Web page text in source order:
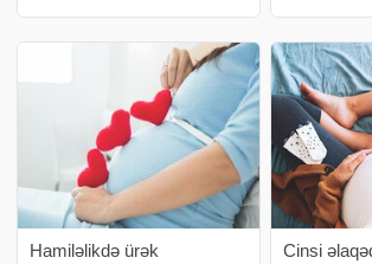
sağlamlığını təmin etmək üçün
çox vacibdir. -a istinadən bildiri
həftə
deməkdir.
hamilədir
Hamiləlikdə ürək
Cinsi